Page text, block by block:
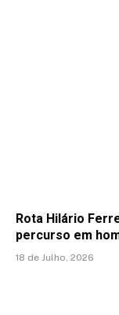
Rota Hilário
percurso em
18 de Julho, 2026